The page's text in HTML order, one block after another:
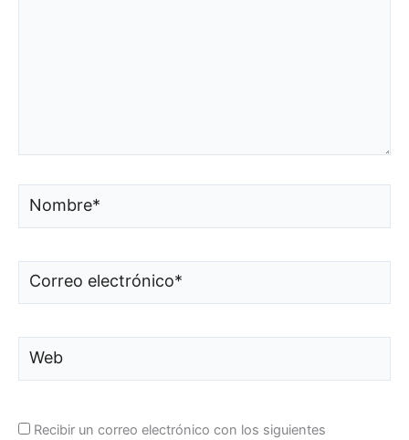
Correo
electrónico*
Recibir un correo electrónico con los siguientes